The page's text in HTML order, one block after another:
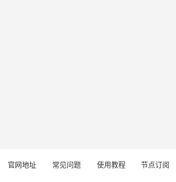
官网地址 常见问题 使用教程 节点订阅